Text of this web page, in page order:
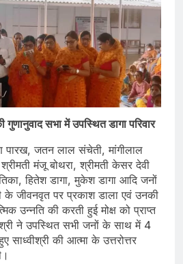
गुणानुवाद सभा में उपस्थित डागा परिवार
जतन लाल संचेती, मांगीलाल
मंजू बोथरा, श्रीमती केसर देवी
हितेश डागा, मुकेश डागा आदि जनों
के जीवनवृत पर प्रकाश डाला एवं उनकी
उन्नति की करती हुई मोक्ष को प्राप्त
ने उपस्थित सभी जनों के साथ में 4
साध्वीश्री की आत्मा के उत्तरोत्तर